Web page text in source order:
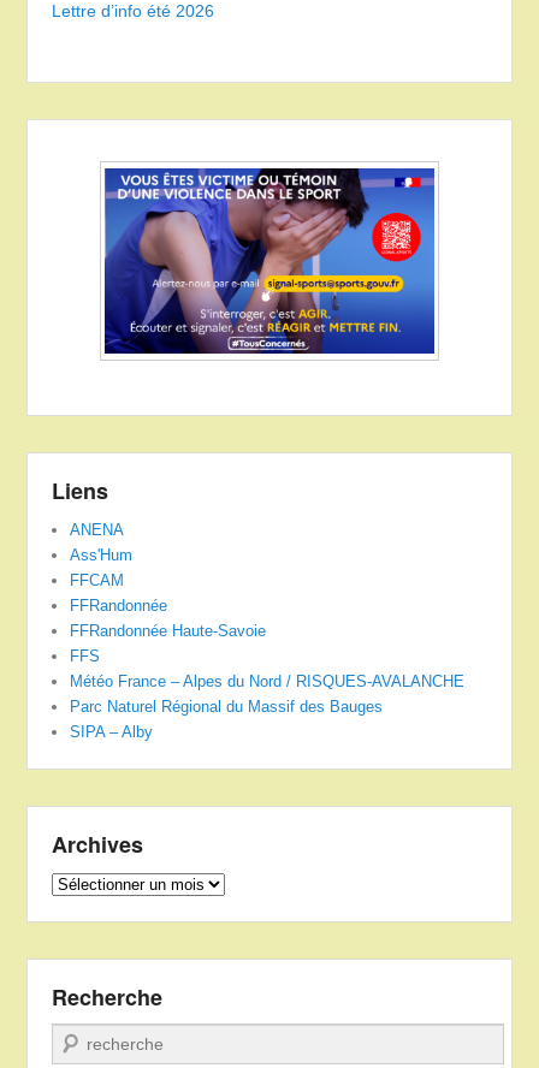
Lettre d’info été 2026
Liens
ANENA
Ass'Hum
FFCAM
FFRandonnée
FFRandonnée Haute-Savoie
FFS
Météo France – Alpes du Nord / RISQUES-AVALANCHE
Parc Naturel Régional du Massif des Bauges
SIPA – Alby
Archives
Archives
Recherche
Recherche